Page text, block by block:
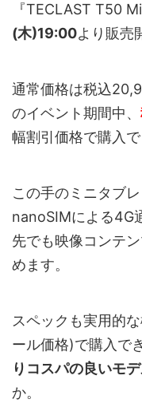
『TECLAST T50
(木)19:00より販売
通常価格は税込
のイベント期間中、
幅割引価格で購入で
この手のミニタブ
nanoSIMによる4G
先でも映像コンテ
めます。
スペックも実用的
ール価格)で購入で
りコスパの良いモ
か。